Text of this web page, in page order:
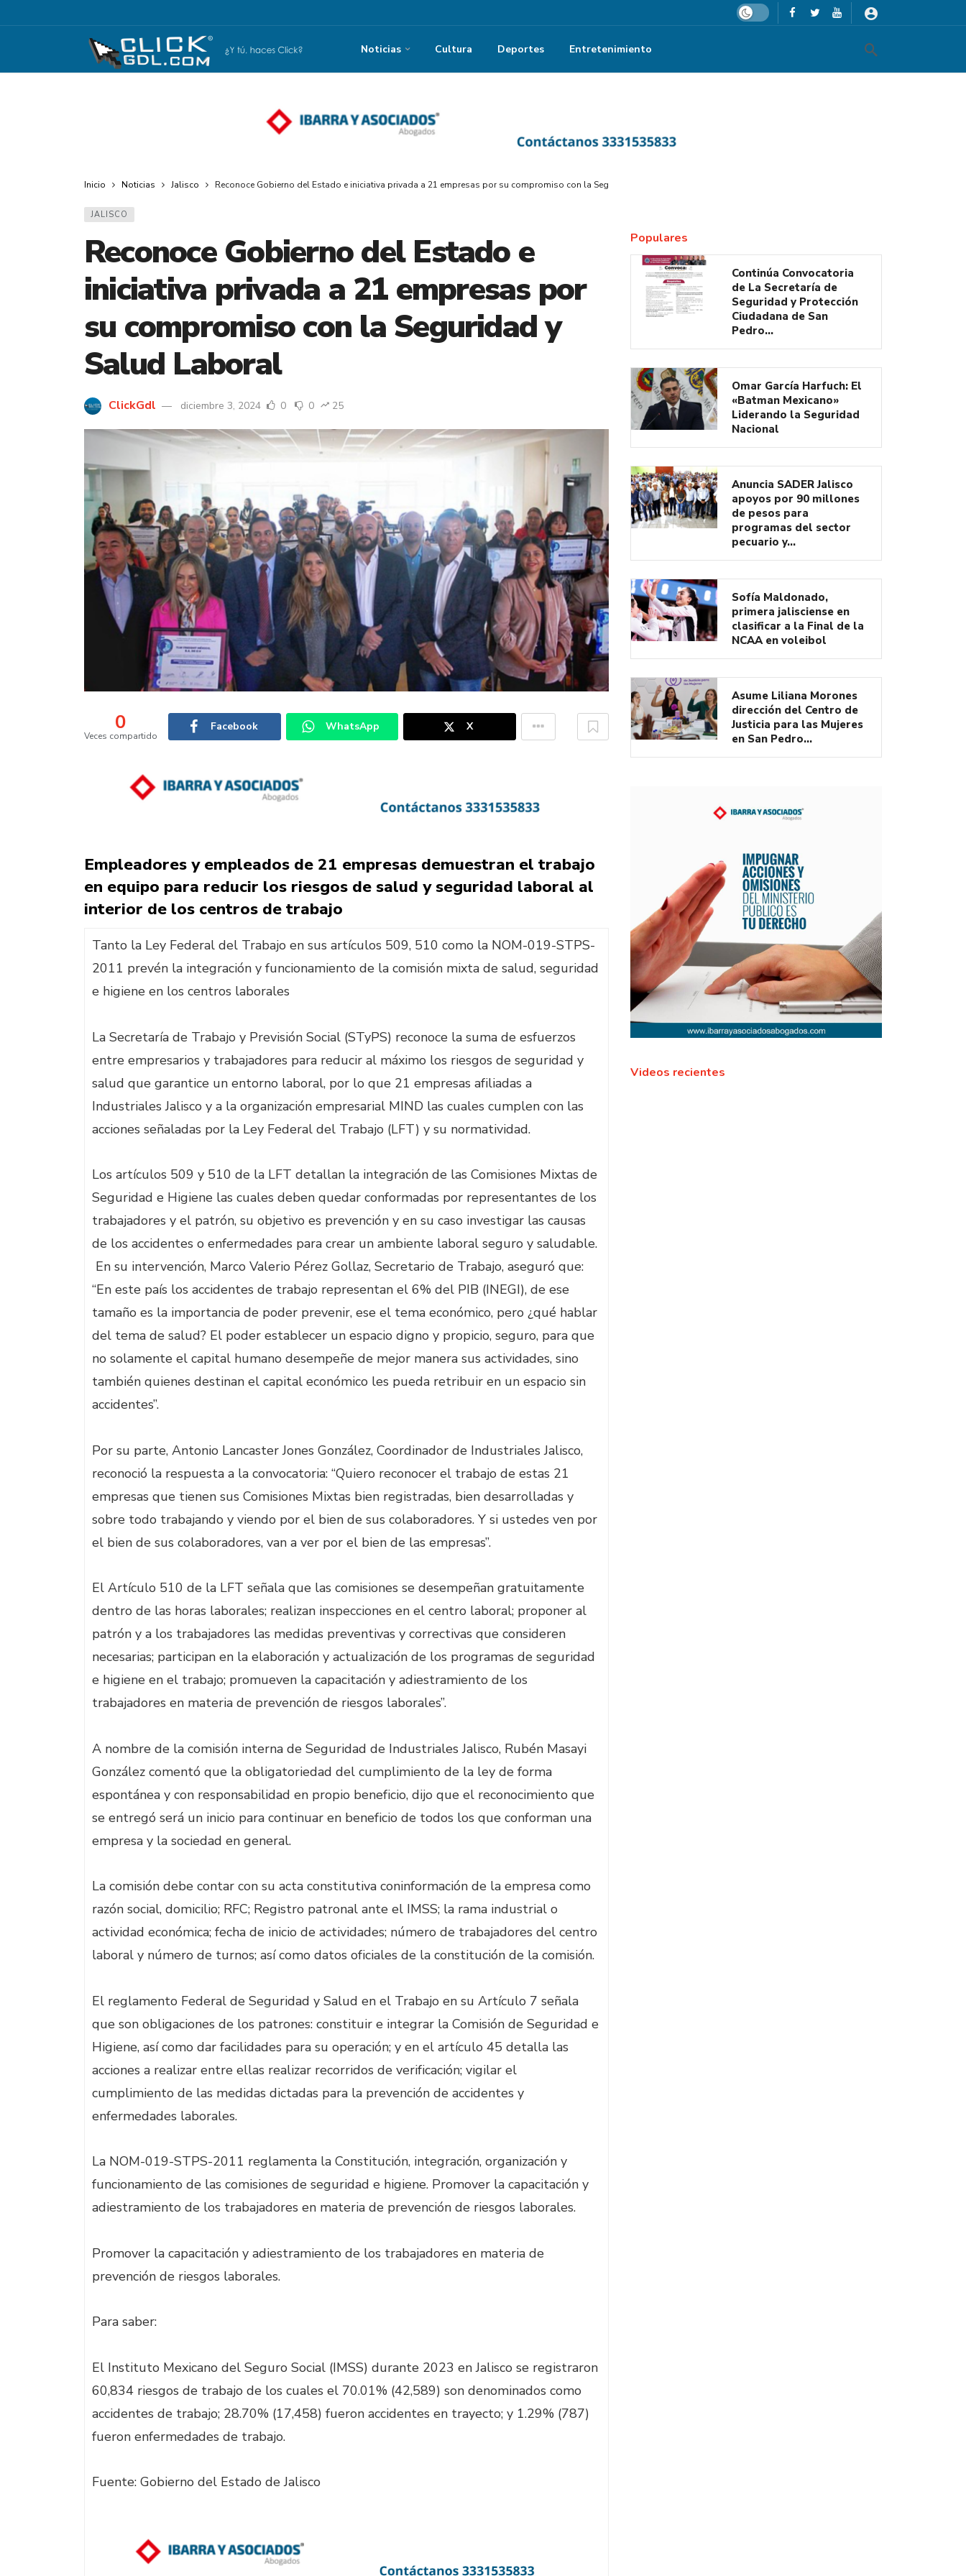
Dark mode
Noticias Cultura Deportes Entretenimiento
Inicio Noticias Jalisco Reconoce Gobierno del Estado e iniciativa privada a 21 empresas por su compromiso con la Seguridad y Salud Laboral
JALISCO
Reconoce Gobierno del Estado e
iniciativa privada a 21 empresas por
su compromiso con la Seguridad y
Salud Laboral
ClickGdl diciembre 3, 2024 0 0 25
0
Veces compartido
Facebook WhatsApp X
Empleadores y empleados de 21 empresas demuestran el trabajo
en equipo para reducir los riesgos de salud y seguridad laboral al
interior de los centros de trabajo
Tanto la Ley Federal del Trabajo en sus artículos 509, 510 como la NOM-019-STPS-
2011 prevén la integración y funcionamiento de la comisión mixta de salud, seguridad
e higiene en los centros laborales
La Secretaría de Trabajo y Previsión Social (STyPS) reconoce la suma de esfuerzos
entre empresarios y trabajadores para reducir al máximo los riesgos de seguridad y
salud que garantice un entorno laboral, por lo que 21 empresas afiliadas a
Industriales Jalisco y a la organización empresarial MIND las cuales cumplen con las
acciones señaladas por la Ley Federal del Trabajo (LFT) y su normatividad.
Los artículos 509 y 510 de la LFT detallan la integración de las Comisiones Mixtas de
Seguridad e Higiene las cuales deben quedar conformadas por representantes de los
trabajadores y el patrón, su objetivo es prevención y en su caso investigar las causas
de los accidentes o enfermedades para crear un ambiente laboral seguro y saludable.
En su intervención, Marco Valerio Pérez Gollaz, Secretario de Trabajo, aseguró que:
“En este país los accidentes de trabajo representan el 6% del PIB (INEGI), de ese
tamaño es la importancia de poder prevenir, ese el tema económico, pero ¿qué hablar
del tema de salud? El poder establecer un espacio digno y propicio, seguro, para que
no solamente el capital humano desempeñe de mejor manera sus actividades, sino
también quienes destinan el capital económico les pueda retribuir en un espacio sin
accidentes”.
Por su parte, Antonio Lancaster Jones González, Coordinador de Industriales Jalisco,
reconoció la respuesta a la convocatoria: “Quiero reconocer el trabajo de estas 21
empresas que tienen sus Comisiones Mixtas bien registradas, bien desarrolladas y
sobre todo trabajando y viendo por el bien de sus colaboradores. Y si ustedes ven por
el bien de sus colaboradores, van a ver por el bien de las empresas”.
El Artículo 510 de la LFT señala que las comisiones se desempeñan gratuitamente
dentro de las horas laborales; realizan inspecciones en el centro laboral; proponer al
patrón y a los trabajadores las medidas preventivas y correctivas que consideren
necesarias; participan en la elaboración y actualización de los programas de seguridad
e higiene en el trabajo; promueven la capacitación y adiestramiento de los
trabajadores en materia de prevención de riesgos laborales”.
A nombre de la comisión interna de Seguridad de Industriales Jalisco, Rubén Masayi
González comentó que la obligatoriedad del cumplimiento de la ley de forma
espontánea y con responsabilidad en propio beneficio, dijo que el reconocimiento que
se entregó será un inicio para continuar en beneficio de todos los que conforman una
empresa y la sociedad en general.
La comisión debe contar con su acta constitutiva coninformación de la empresa como
razón social, domicilio; RFC; Registro patronal ante el IMSS; la rama industrial o
actividad económica; fecha de inicio de actividades; número de trabajadores del centro
laboral y número de turnos; así como datos oficiales de la constitución de la comisión.
El reglamento Federal de Seguridad y Salud en el Trabajo en su Artículo 7 señala
que son obligaciones de los patrones: constituir e integrar la Comisión de Seguridad e
Higiene, así como dar facilidades para su operación; y en el artículo 45 detalla las
acciones a realizar entre ellas realizar recorridos de verificación; vigilar el
cumplimiento de las medidas dictadas para la prevención de accidentes y
enfermedades laborales.
La NOM-019-STPS-2011 reglamenta la Constitución, integración, organización y
funcionamiento de las comisiones de seguridad e higiene. Promover la capacitación y
adiestramiento de los trabajadores en materia de prevención de riesgos laborales.
Promover la capacitación y adiestramiento de los trabajadores en materia de
prevención de riesgos laborales.
Para saber:
El Instituto Mexicano del Seguro Social (IMSS) durante 2023 en Jalisco se registraron
60,834 riesgos de trabajo de los cuales el 70.01% (42,589) son denominados como
accidentes de trabajo; 28.70% (17,458) fueron accidentes en trayecto; y 1.29% (787)
fueron enfermedades de trabajo.
Fuente: Gobierno del Estado de Jalisco
Populares
Continúa Convocatoria
de La Secretaría de
Seguridad y Protección
Ciudadana de San
Pedro…
Omar García Harfuch: El
«Batman Mexicano»
Liderando la Seguridad
Nacional
Anuncia SADER Jalisco
apoyos por 90 millones
de pesos para
programas del sector
pecuario y…
Sofía Maldonado,
primera jalisciense en
clasificar a la Final de la
NCAA en voleibol
Asume Liliana Morones
dirección del Centro de
Justicia para las Mujeres
en San Pedro…
Videos recientes